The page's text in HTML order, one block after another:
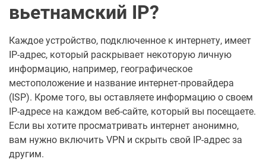
вьетнамский IP?
Каждое устройство, подключенное к интернету, имеет
IP-адрес, который раскрывает некоторую личную
информацию, например, географическое
местоположение и название интернет-провайдера
(ISP). Кроме того, вы оставляете информацию о своем
IP-адресе на каждом веб-сайте, который вы посещаете.
Если вы хотите просматривать интернет анонимно,
вам нужно включить VPN и скрыть свой IP-адрес за
другим.